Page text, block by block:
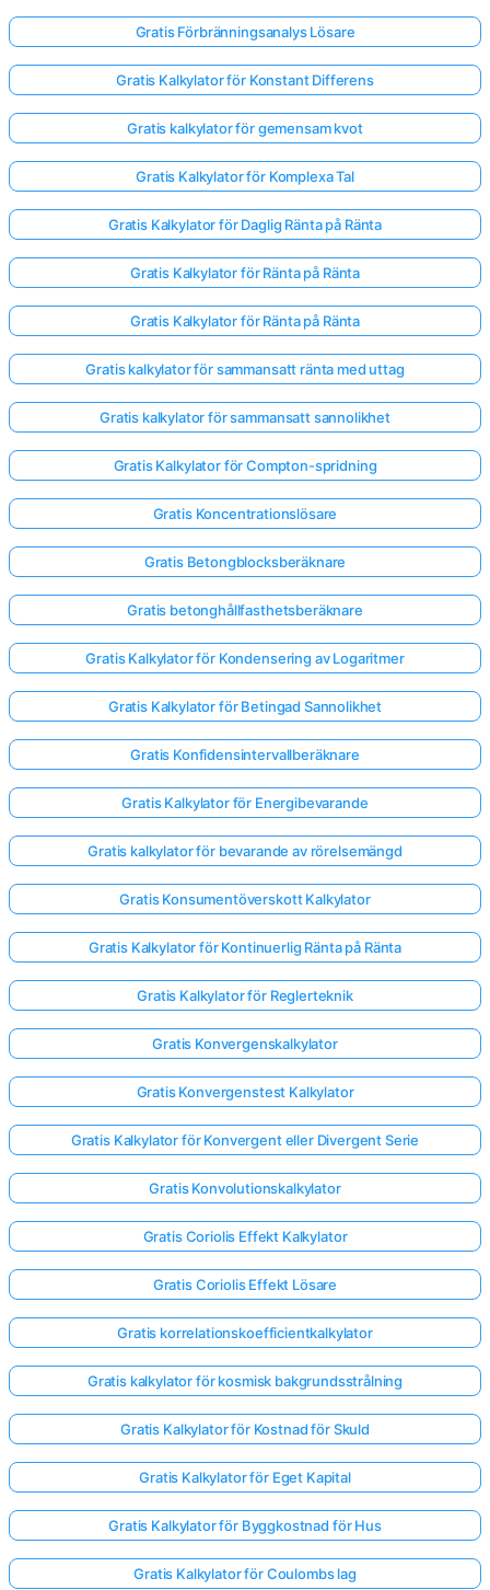
Gratis Förbränningsanalys Lösare
Gratis Kalkylator för Konstant Differens
Gratis kalkylator för gemensam kvot
Gratis Kalkylator för Komplexa Tal
Gratis Kalkylator för Daglig Ränta på Ränta
Gratis Kalkylator för Ränta på Ränta
Gratis Kalkylator för Ränta på Ränta
Gratis kalkylator för sammansatt ränta med uttag
Gratis kalkylator för sammansatt sannolikhet
Gratis Kalkylator för Compton-spridning
Gratis Koncentrationslösare
Gratis Betongblocksberäknare
Gratis betonghållfasthetsberäknare
Gratis Kalkylator för Kondensering av Logaritmer
Gratis Kalkylator för Betingad Sannolikhet
Gratis Konfidensintervallberäknare
Gratis Kalkylator för Energibevarande
Gratis kalkylator för bevarande av rörelsemängd
Gratis Konsumentöverskott Kalkylator
Gratis Kalkylator för Kontinuerlig Ränta på Ränta
Gratis Kalkylator för Reglerteknik
Gratis Konvergenskalkylator
Gratis Konvergenstest Kalkylator
Gratis Kalkylator för Konvergent eller Divergent Serie
Gratis Konvolutionskalkylator
Gratis Coriolis Effekt Kalkylator
Gratis Coriolis Effekt Lösare
Gratis korrelationskoefficientkalkylator
Gratis kalkylator för kosmisk bakgrundsstrålning
Gratis Kalkylator för Kostnad för Skuld
Gratis Kalkylator för Eget Kapital
Gratis Kalkylator för Byggkostnad för Hus
Gratis Kalkylator för Coulombs lag